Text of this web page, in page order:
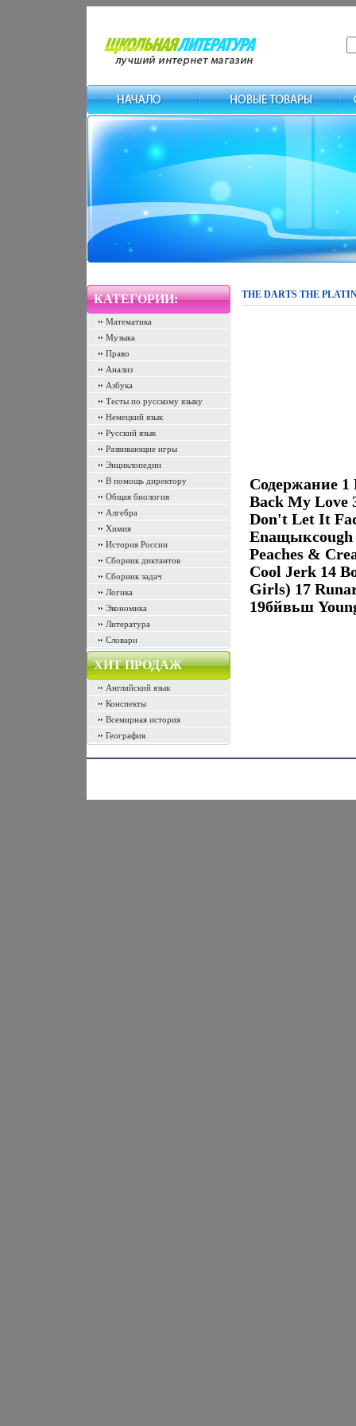
КАТЕГОРИИ:
Математика
Музыка
Право
Анализ
Азбука
Тесты по русскому языку
Немецкий язык
Русский язык
Развивающие игры
Энциклопедии
В помощь директору
Общая биология
Алгебра
Химия
История России
Сборник диктантов
Сборник задач
Логика
Экономика
Литература
Словари
ХИТ ПРОДАЖ
Английский язык
Конспекты
Всемирная история
География
THE DARTS THE
Содержание
Back My Love
Don't Let It
Enащыксough
Peaches &
Cool Jerk 14
Girls) 17
19бйвьш